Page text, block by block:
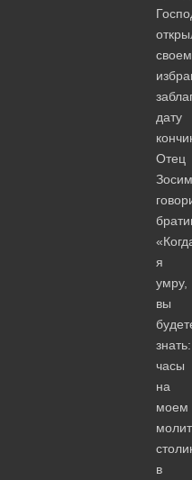
дату
Отец
я
умру,
вы
знать:
часы
на
моем
в